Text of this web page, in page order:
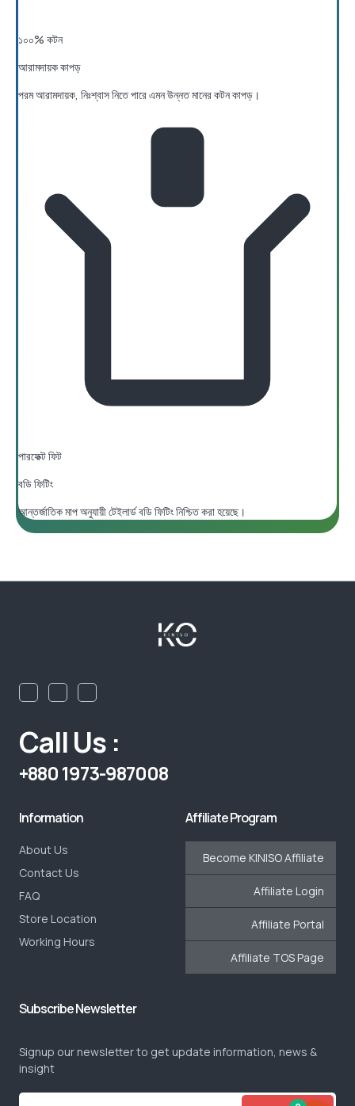
১০০% কটন
আরামদায়ক কাপড়
পরম আরামদায়ক, নিঃশ্বাস নিতে পারে এমন উন্নত মানের কটন কাপড়।
পারফেক্ট ফিট
বডি ফিটিং
আন্তর্জাতিক মাপ অনুযায়ী টেইলার্ড বডি ফিটিং নিশ্চিত করা হয়েছে।
Call Us :
+880 1973-987008
Information
About Us
Contact Us
FAQ
Store Location
Working Hours
Affiliate Program
Become KINISO Affiliate
Affiliate Login
Affiliate Portal
Affiliate TOS Page
Subscribe Newsletter
Signup our newsletter to get update information, news &
insight